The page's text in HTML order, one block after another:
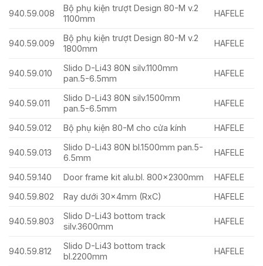
940.59.008
Bộ phụ kiện trượt Design 80-M v.2
1100mm
HAFELE
940.59.009
Bộ phụ kiện trượt Design 80-M v.2
1800mm
HAFELE
940.59.010
Slido D-Li43 80N silv.1100mm
pan.5-6.5mm
HAFELE
940.59.011
Slido D-Li43 80N silv.1500mm
pan.5-6.5mm
HAFELE
940.59.012 Bộ phụ kiện 80-M cho cửa kính HAFELE
940.59.013
Slido D-Li43 80N bl.1500mm pan.5-
6.5mm
HAFELE
940.59.140 Door frame kit alu.bl. 800x2300mm
HAFELE
940.59.802
Ray dưới 30x4mm (RxC) HAFELE
940.59.803
Slido D-Li43 bottom track
silv.3600mm
HAFELE
940.59.812
Slido D-Li43 bottom track
bl.2200mm
HAFELE